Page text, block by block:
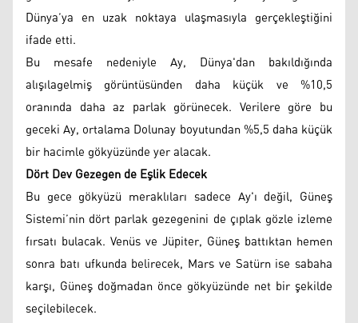
Dünya’ya en uzak noktaya ulaşmasıyla gerçekleştiğini
ifade etti.
Bu mesafe nedeniyle Ay, Dünya'dan bakıldığında
alışılagelmiş görüntüsünden daha küçük ve %10,5
oranında daha az parlak görünecek. Verilere göre bu
geceki Ay, ortalama Dolunay boyutundan %5,5 daha küçük
bir hacimle gökyüzünde yer alacak.
Dört Dev Gezegen de Eşlik Edecek
Bu gece gökyüzü meraklıları sadece Ay'ı değil, Güneş
Sistemi’nin dört parlak gezegenini de çıplak gözle izleme
fırsatı bulacak. Venüs ve Jüpiter, Güneş battıktan hemen
sonra batı ufkunda belirecek, Mars ve Satürn ise sabaha
karşı, Güneş doğmadan önce gökyüzünde net bir şekilde
seçilebilecek.